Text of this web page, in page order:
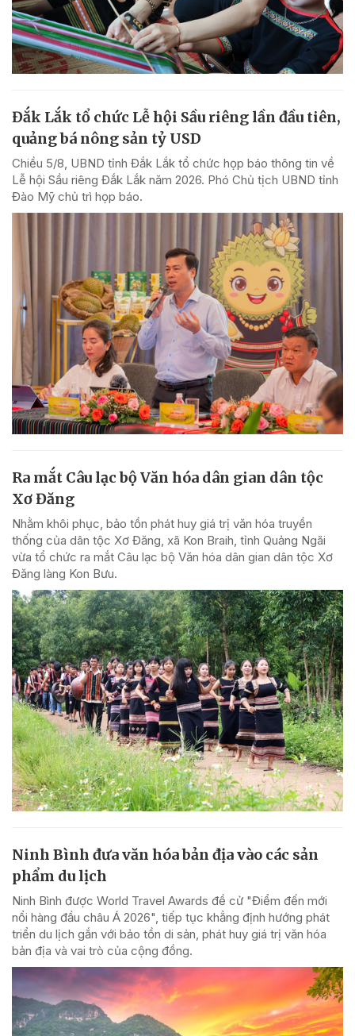
Đắk Lắk tổ chức Lễ hội Sầu riêng lần đầu tiên,
quảng bá nông sản tỷ USD
Chiều 5/8, UBND tỉnh Đắk Lắk tổ chức họp báo thông tin về
Lễ hội Sầu riêng Đắk Lắk năm 2026. Phó Chủ tịch UBND tỉnh
Đào Mỹ chủ trì họp báo.
Ra mắt Câu lạc bộ Văn hóa dân gian dân tộc
Xơ Đăng
Nhằm khôi phục, bảo tồn phát huy giá trị văn hóa truyền
thống của dân tộc Xơ Đăng, xã Kon Braih, tỉnh Quảng Ngãi
vừa tổ chức ra mắt Câu lạc bộ Văn hóa dân gian dân tộc Xơ
Đăng làng Kon Bưu.
Ninh Bình đưa văn hóa bản địa vào các sản
phẩm du lịch
Ninh Bình được World Travel Awards đề cử "Điểm đến mới
nổi hàng đầu châu Á 2026", tiếp tục khẳng định hướng phát
triển du lịch gắn với bảo tồn di sản, phát huy giá trị văn hóa
bản địa và vai trò của cộng đồng.